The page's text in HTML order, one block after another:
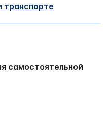
транспорте
самостоятельной